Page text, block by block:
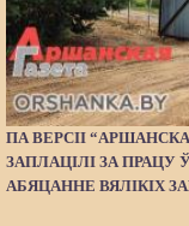
ПА ВЕРСІІ
ЗАПЛАЦІЛІ ЗА ПРАЦУ
АБЯЦАННЕ ВЯЛІКІХ